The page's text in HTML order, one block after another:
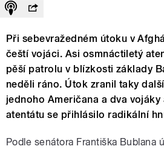
Při sebevražedném útoku v
čeští vojáci. Asi osmnáctiletý
pěší patrolu v blízkosti základy
neděli ráno. Útok zranil taky
jednoho Američana a dva vojáky
atentátu se přihlásilo radikální
Podle senátora Františka Bublana